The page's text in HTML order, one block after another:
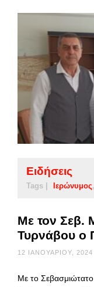
Ειδήσεις
Tags | Ιερώνυμος
Με τον Σεβ.
Τυρνάβου ο
12 ΙΑΝΟΥΑΡΊΟΥ, 2024
Με το